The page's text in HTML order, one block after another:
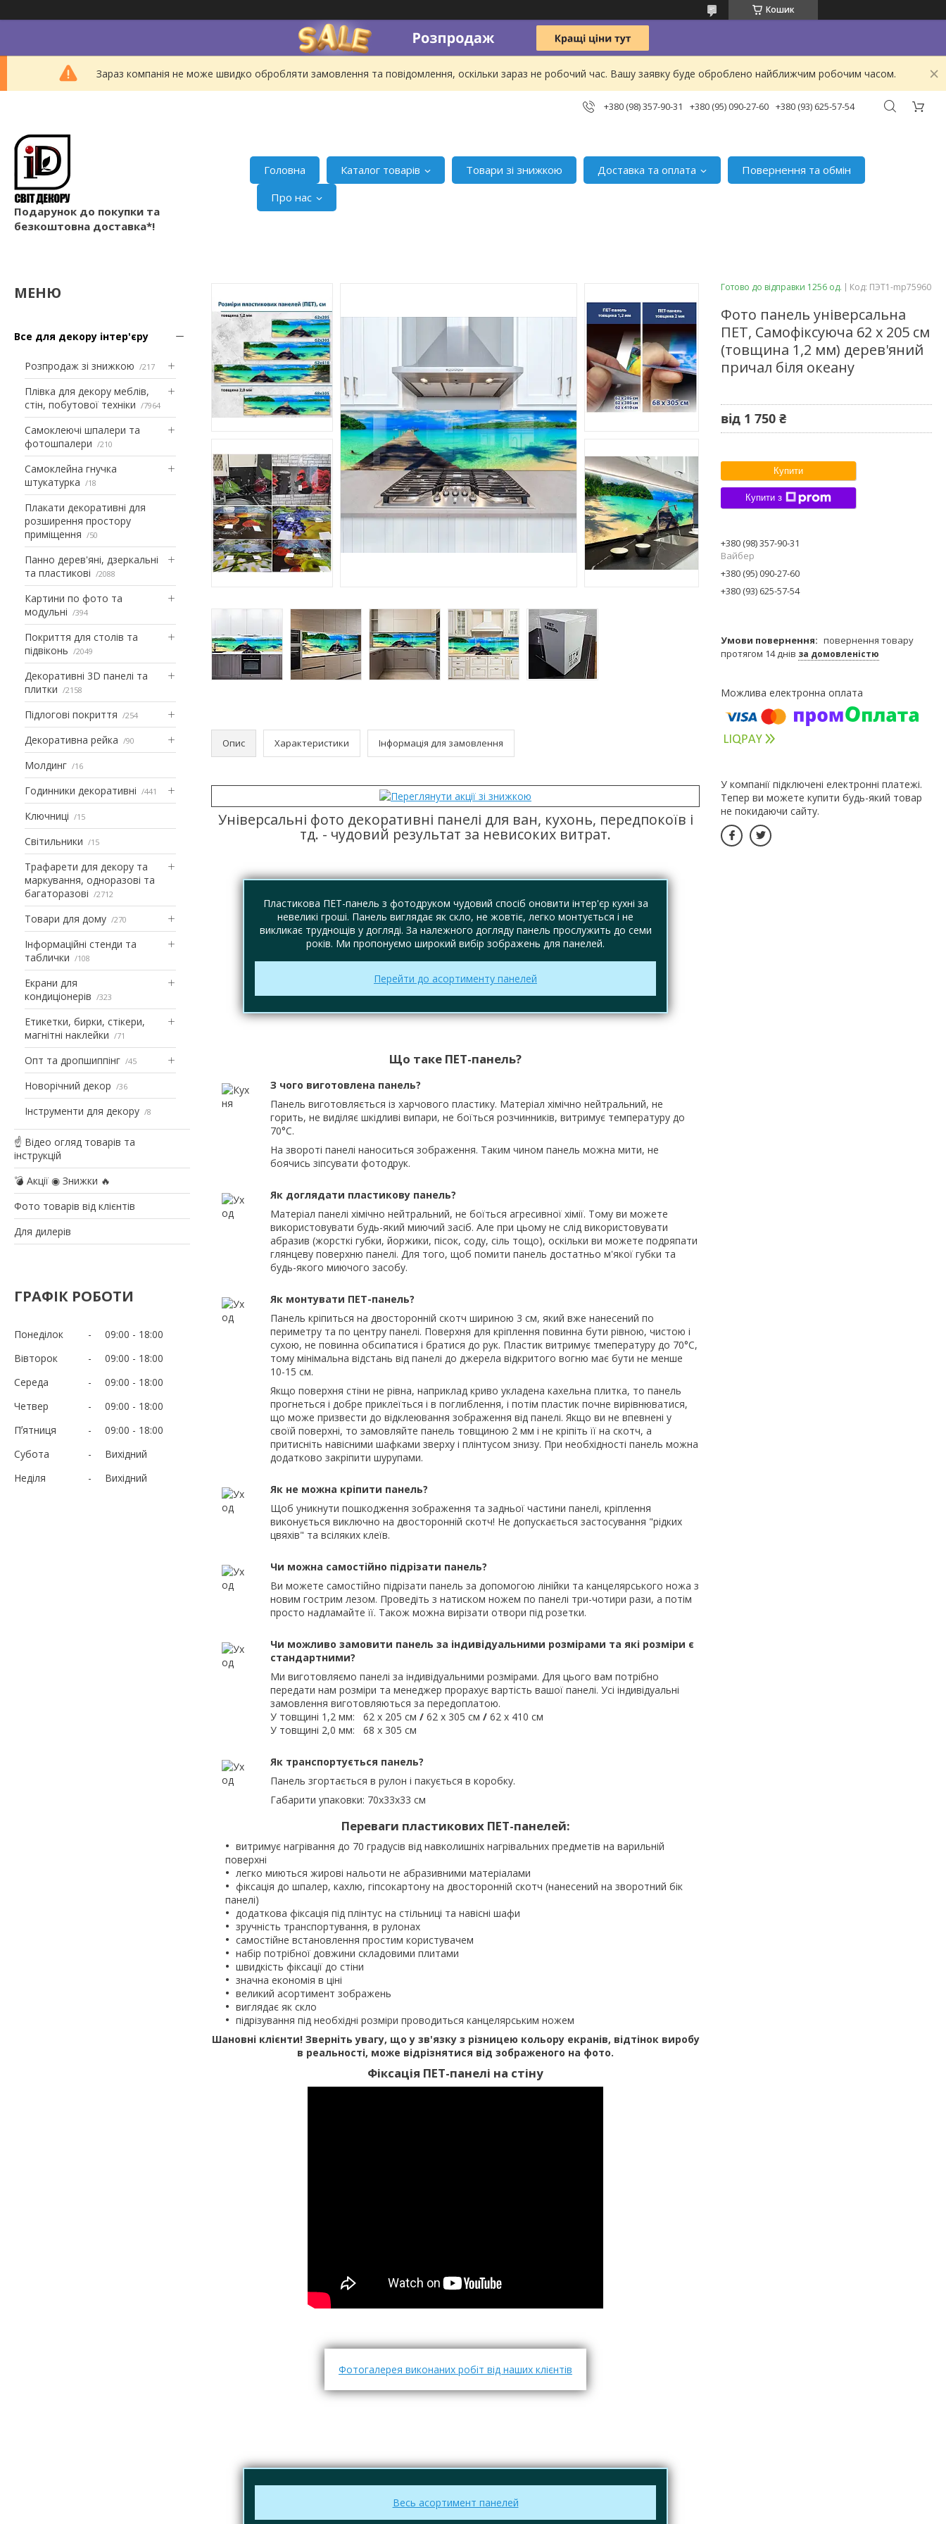
Кошик
Зараз компанія не може швидко обробляти замовлення та повідомлення, оскільки зараз не робочий час. Вашу заявку буде оброблено найближчим робочим часом.
+380 (98) 357-90-31 +380 (95) 090-27-60 +380 (93) 625-57-54
Подарунок до покупки та
безкоштовна доставка*!
Головна Каталог товарів Товари зі знижкою Доставка та оплата
Повернення та обмін
Про нас
Все для декору інтер'єру
Розпродаж зі знижкою 217
Плівка для декору меблів,
стін, побутової техніки
7964
Самоклеючі шпалери та
фотошпалери
210
Самоклейна гнучка
штукатурка
18
Плакати декоративні для
розширення простору
приміщення
50
Панно дерев'яні, дзеркальні
та пластикові
2088
Картини по фото та
модульні
394
Покриття для столів та
підвіконь
2049
Декоративні 3D панелі та
плитки
2158
Підлогові покриття 254
Декоративна рейка 90
Молдинг 16
Годинники декоративні 441
Ключниці 15
Світильники 15
Трафарети для декору та
маркування, одноразові та
багаторазові
2712
Товари для дому 270
Інформаційні стенди та
таблички
108
Екрани для
кондиціонерів
323
Етикетки, бирки, стікери,
магнітні наклейки
71
Опт та дропшиппінг 45
Новорічний декор 36
Інструменти для декору 8
☝ Відео огляд товарів та
інструкцій
💣 Акції ◉ Знижки 🔥
Фото товарів від клієнтів
Для дилерів
ГРАФІК РОБОТИ
Понеділок 09:00
18:00
Вівторок
09:00
18:00
Середа
09:00
18:00
Четвер
09:00
18:00
Пʼятниця
09:00
18:00
Субота
Вихідний
Неділя
Вихідний
Опис Характеристики Інформація для замовлення
Універсальні фото декоративні панелі для ван, кухонь, передпокоїв і
тд. - чудовий результат за невисоких витрат.
Пластикова ПЕТ-панель з фотодруком чудовий спосіб оновити інтер'єр кухні за
невеликі гроші. Панель виглядає як скло, не жовтіє, легко монтується і не
викликає труднощів у догляді. За належного догляду панель прослужить до семи
років. Ми пропонуємо широкий вибір зображень для панелей.
Перейти до асортименту панелей
Що таке ПЕТ-панель?
З чого виготовлена панель?
Панель виготовляється із харчового пластику. Матеріал хімічно нейтральний, не
горить, не виділяє шкідливі випари, не боїться розчинників, витримує температуру до
70°С.
На звороті панелі наноситься зображення. Таким чином панель можна мити, не
боячись зіпсувати фотодрук.
Як доглядати пластикову панель?
Матеріал панелі хімічно нейтральний, не боїться агресивної хімії. Тому ви можете
використовувати будь-який миючий засіб. Але при цьому не слід використовувати
абразив (жорсткі губки, йоржики, пісок, соду, сіль тощо), оскільки ви можете подряпати
глянцеву поверхню панелі. Для того, щоб помити панель достатньо м'якої губки та
будь-якого миючого засобу.
Як монтувати ПЕТ-панель?
Панель кріпиться на двосторонній скотч шириною 3 см, який вже нанесений по
периметру та по центру панелі. Поверхня для кріплення повинна бути рівною, чистою і
сухою, не повинна обсипатися і братися до рук. Пластик витримує тмепературу до 70°С,
тому мінімальна відстань від панелі до джерела відкритого вогню має бути не менше
10-15 см.
Якщо поверхня стіни не рівна, наприклад криво укладена кахельна плитка, то панель
прогнеться і добре приклеїться і в поглиблення, і потім пластик почне вирівнюватися,
що може призвести до відклеювання зображення від панелі. Якщо ви не впевнені у
своїй поверхні, то замовляйте панель товщиною 2 мм і не кріпіть її на скотч, а
притисніть навісними шафками зверху і плінтусом знизу. При необхідності панель можна
додатково закріпити шурупами.
Як не можна кріпити панель?
Щоб уникнути пошкодження зображення та задньої частини панелі, кріплення
виконується виключно на двосторонній скотч! Не допускається застосування "рідких
цвяхів" та всіляких клеїв.
Чи можна самостійно підрізати панель?
Ви можете самостійно підрізати панель за допомогою лінійки та канцелярського ножа з
новим гострим лезом. Проведіть з натиском ножем по панелі три-чотири рази, а потім
просто надламайте її. Також можна вирізати отвори під розетки.
Чи можливо замовити панель за індивідуальними розмірами та які розміри є
стандартними?
Ми виготовляємо панелі за індивідуальними розмірами. Для цього вам потрібно
передати нам розміри та менеджер прорахує вартість вашої панелі. Усі індивідуальні
замовлення виготовляються за передоплатою.
У товщині 1,2 мм: 62 х 205 см/ 62 х 305 см/ 62 х 410 см
У товщині 2,0 мм: 68 х 305 см
Як транспортується панель?
Панель згортається в рулон і пакується в коробку.
Габарити упаковки: 70х33х33 см
Переваги пластикових ПЕТ-панелей:
витримує нагрівання до 70 градусів від навколишніх нагрівальних предметів на варильній
поверхні
легко миються жирові нальоти не абразивними матеріалами
фіксація до шпалер, кахлю, гіпсокартону на двосторонній скотч (нанесений на зворотний бік
панелі)
додаткова фіксація під плінтус на стільниці та навісні шафи
зручність транспортування, в рулонах
самостійне встановлення простим користувачем
набір потрібної довжини складовими плитами
швидкість фіксації до стіни
значна економія в ціні
великий асортимент зображень
виглядає як скло
підрізування під необхідні розміри проводиться канцелярським ножем
Шановні клієнти! Зверніть увагу, що у зв'язку з різницею кольору екранів, відтінок виробу
в реальності, може відрізнятися від зображеного на фото.
Фіксація ПЕТ-панелі на стіну
Фотогалерея виконаних робіт від наших клієнтів
Весь асортимент панелей
Готово до відправки 1256 од. Код: ПЭТ1-mp75960
Фото панель універсальна
ПЕТ, Самофіксуюча 62 х 205 см
(товщина 1,2 мм) дерев'яний
причал біля океану
від 1 750 ₴
Купити
Купити з
+380 (98) 357-90-31
Вайбер
+380 (95) 090-27-60
+380 (93) 625-57-54
повернення товару
протягом 14 днів за домовленістю
У компанії підключені електронні платежі.
Тепер ви можете купити будь-який товар
не покидаючи сайту.